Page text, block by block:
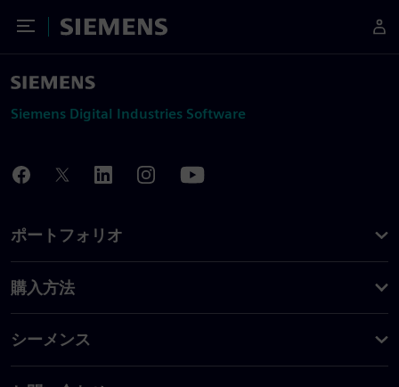
Toggle Menu
Siemens
Siemens Digital Industries Software
ポートフォリオ
購入方法
シーメンス